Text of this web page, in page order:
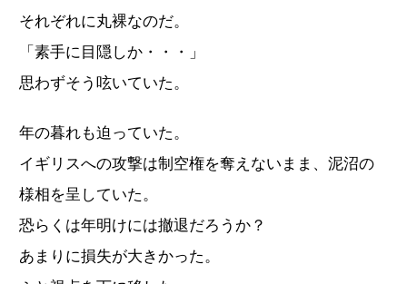
それぞれに丸裸なのだ。
「素手に目隠しか・・・」
思わずそう呟いていた。
年の暮れも迫っていた。
イギリスへの攻撃は制空権を奪えないまま、泥沼の
様相を呈していた。
恐らくは年明けには撤退だろうか？
あまりに損失が大きかった。